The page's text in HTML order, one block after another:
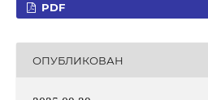
PDF
ОПУБЛИКОВАН